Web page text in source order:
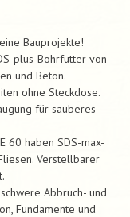
Bauprojekte!
plus-Bohrfutter von
und Beton.
ohne Steckdose.
für sauberes
60 haben SDS-max-
Verstellbarer
Abbruch- und
Fundamente und